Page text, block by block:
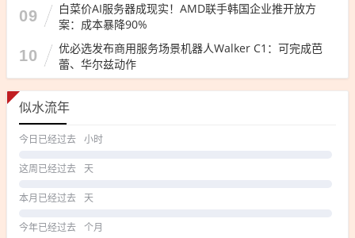
09
白菜价AI服务器成现实！AMD联手韩国企业推开放方
案：成本暴降90%
10
优必选发布商用服务场景机器人Walker C1：可完成芭
蕾、华尔兹动作
似水流年
今日已经过去 小时
这周已经过去 天
本月已经过去 天
今年已经过去 个月